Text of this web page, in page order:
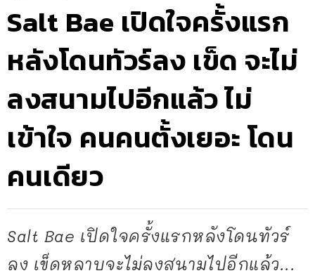
Salt Bae เปิดใจครั้งแรก
หลังโดนทัวร์ลง เข็ด จะไม่
ลงสนามไปอีกแล้ว ไม่
เข้าใจ คนคนตั้งเยอะ โดน
คนเดียว
Salt Bae เปิดใจครั้งแรกหลังโดนทัวร์
ลง เข็ดหลาบจะไม่ลงสนามไปอีกแล้ว...